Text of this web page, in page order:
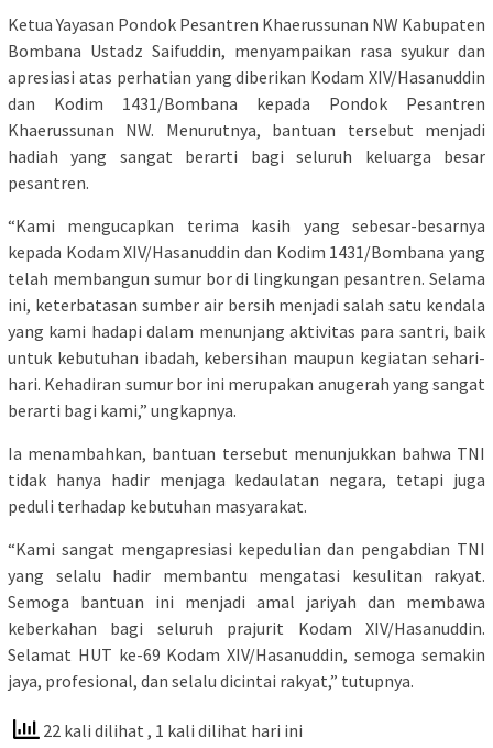
Ketua Yayasan Pondok Pesantren Khaerussunan NW Kabupaten
Bombana Ustadz Saifuddin, menyampaikan rasa syukur dan
apresiasi atas perhatian yang diberikan Kodam XIV/Hasanuddin
dan Kodim 1431/Bombana kepada Pondok Pesantren
Khaerussunan NW. Menurutnya, bantuan tersebut menjadi
hadiah yang sangat berarti bagi seluruh keluarga besar
pesantren.
“Kami mengucapkan terima kasih yang sebesar-besarnya
kepada Kodam XIV/Hasanuddin dan Kodim 1431/Bombana yang
telah membangun sumur bor di lingkungan pesantren. Selama
ini, keterbatasan sumber air bersih menjadi salah satu kendala
yang kami hadapi dalam menunjang aktivitas para santri, baik
untuk kebutuhan ibadah, kebersihan maupun kegiatan sehari-
hari. Kehadiran sumur bor ini merupakan anugerah yang sangat
berarti bagi kami,” ungkapnya.
Ia menambahkan, bantuan tersebut menunjukkan bahwa TNI
tidak hanya hadir menjaga kedaulatan negara, tetapi juga
peduli terhadap kebutuhan masyarakat.
“Kami sangat mengapresiasi kepedulian dan pengabdian TNI
yang selalu hadir membantu mengatasi kesulitan rakyat.
Semoga bantuan ini menjadi amal jariyah dan membawa
keberkahan bagi seluruh prajurit Kodam XIV/Hasanuddin.
Selamat HUT ke-69 Kodam XIV/Hasanuddin, semoga semakin
jaya, profesional, dan selalu dicintai rakyat,” tutupnya.
22 kali dilihat , 1 kali dilihat hari ini